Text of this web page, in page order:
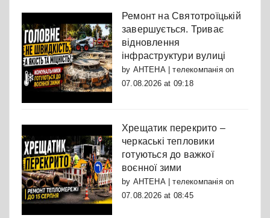
Ремонт на Святотроїцькій
завершується. Триває
відновлення
інфраструктури вулиці
by АНТЕНА | телекомпаніяon
07.08.2026 at 09:18
Хрещатик перекрито –
черкаські тепловики
готуються до важкої
воєнної зими
by АНТЕНА | телекомпаніяon
07.08.2026 at 08:45